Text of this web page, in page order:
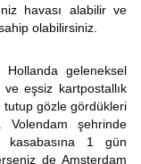
havası alabilir ve
olabilirsiniz.
geleneksel
eşsiz kartpostallık
tutup gözle gördükleri
Volendam şehrinde
kasabasına 1 gün
de Amsterdam